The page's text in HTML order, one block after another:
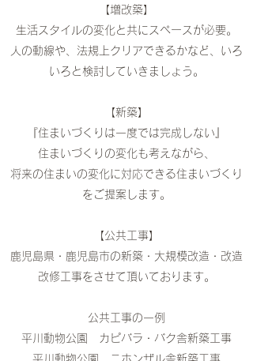
【増改築】
生活スタイルの変化と共にスペースが必要。
人の動線や、法規上クリアできるかなど、いろ
いろと検討していきましょう。
【新築】
『住まいづくりは一度では完成しない』
住まいづくりの変化も考えながら、
将来の住まいの変化に対応できる住まいづくり
をご提案します。
【公共工事】
鹿児島県・鹿児島市の新築・大規模改造・改造
改修工事をさせて頂いております。
公共工事の一例
平川動物公園 カピバラ・バク舎新築工事
平川動物公園 ニホンザル舎新築工事